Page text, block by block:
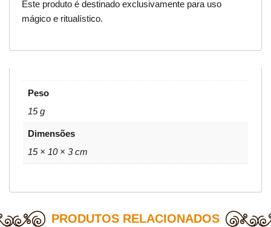
Este produto é destinado exclusivamente para uso
mágico e ritualístico.
Peso
15 g
Dimensões
15 × 10 × 3 cm
PRODUTOS RELACIONADOS